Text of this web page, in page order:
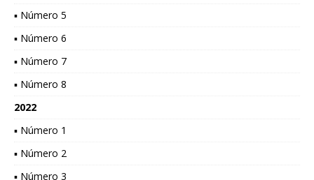
▪ Número 5
▪ Número 6
▪ Número 7
▪ Número 8
2022
▪ Número 1
▪ Número 2
▪ Número 3